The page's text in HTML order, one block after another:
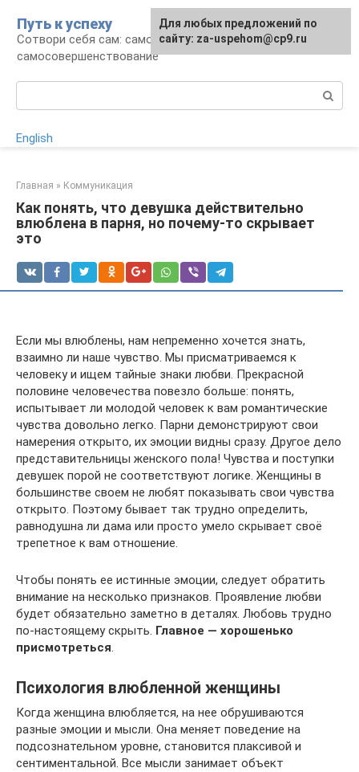
контенту
Путь к успеху
Сотвори себя сам: саморазвитие и
самосовершенствование
English
Главная » Коммуникация
Как понять, что девушка действительно
влюблена в парня, но почему-то скрывает
это
Если мы влюблены, нам непременно хочется знать,
взаимно ли наше чувство. Мы присматриваемся к
человеку и ищем тайные знаки любви. Прекрасной
половине человечества повезло больше: понять,
испытывает ли молодой человек к вам романтические
чувства довольно легко. Парни демонстрируют свои
намерения открыто, их эмоции видны сразу. Другое дело
представительницы женского пола! Чувства и поступки
девушек порой не соответствуют логике. Женщины в
большинстве своем не любят показывать свои чувства
открыто. Поэтому бывает так трудно определить,
равнодушна ли дама или просто умело скрывает своё
трепетное к вам отношение.
Чтобы понять ее истинные эмоции, следует обратить
внимание на несколько признаков. Проявление любви
будет обязательно заметно в деталях. Любовь трудно
по-настоящему скрыть. Главное — хорошенько
присмотреться.
Психология влюбленной женщины
Когда женщина влюбляется, на нее обрушиваются
разные эмоции и мысли. Она меняет поведение на
подсознательном уровне, становится плаксивой и
сентиментальной. Все мысли занимает объект
Для любых предложений по
сайту: za-uspehom@cp9.ru